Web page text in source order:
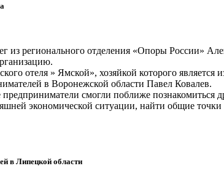
из регионального отделения «Опоры России»
отеля » Ямской», хозяйкой которого
в Воронежской области Павел Ковалев.
смогли поближе познакомиться
экономической ситуации, найти общие
в Липецкой области